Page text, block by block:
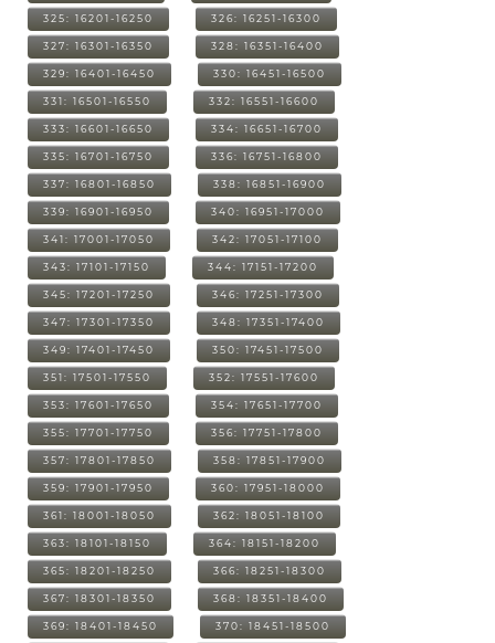
325: 16201-16250 326: 16251-16300
327: 16301-16350 328: 16351-16400
329: 16401-16450 330: 16451-16500
331: 16501-16550 332: 16551-16600
333: 16601-16650 334: 16651-16700
335: 16701-16750 336: 16751-16800
337: 16801-16850 338: 16851-16900
339: 16901-16950 340: 16951-17000
341: 17001-17050 342: 17051-17100
343: 17101-17150 344: 17151-17200
345: 17201-17250 346: 17251-17300
347: 17301-17350 348: 17351-17400
349: 17401-17450 350: 17451-17500
351: 17501-17550 352: 17551-17600
353: 17601-17650 354: 17651-17700
355: 17701-17750 356: 17751-17800
357: 17801-17850 358: 17851-17900
359: 17901-17950 360: 17951-18000
361: 18001-18050 362: 18051-18100
363: 18101-18150 364: 18151-18200
365: 18201-18250 366: 18251-18300
367: 18301-18350 368: 18351-18400
369: 18401-18450 370: 18451-18500